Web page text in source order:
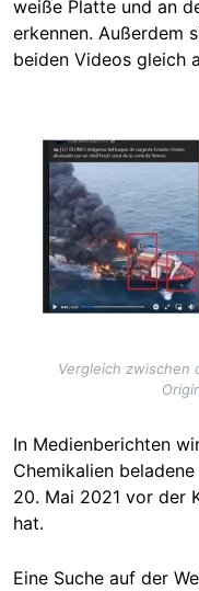
weiße Platte und an
erkennen. Außerdem
beiden Videos gleich
Image
Vergleich zwischen
In Medienberichten
Chemikalien
20. Mai 2021 vor der
hat.
Eine Suche auf der